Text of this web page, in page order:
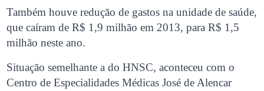
Também houve redução de gastos na unidade de saúde,
que caíram de R$ 1,9 milhão em 2013, para R$ 1,5
milhão neste ano.
Situação semelhante a do HNSC, aconteceu com o
Centro de Especialidades Médicas José de Alencar